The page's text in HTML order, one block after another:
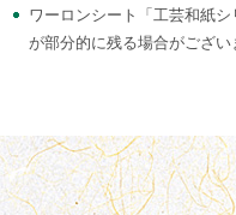
ワーロンシート「工芸和紙
が部分的に残る場合がござ